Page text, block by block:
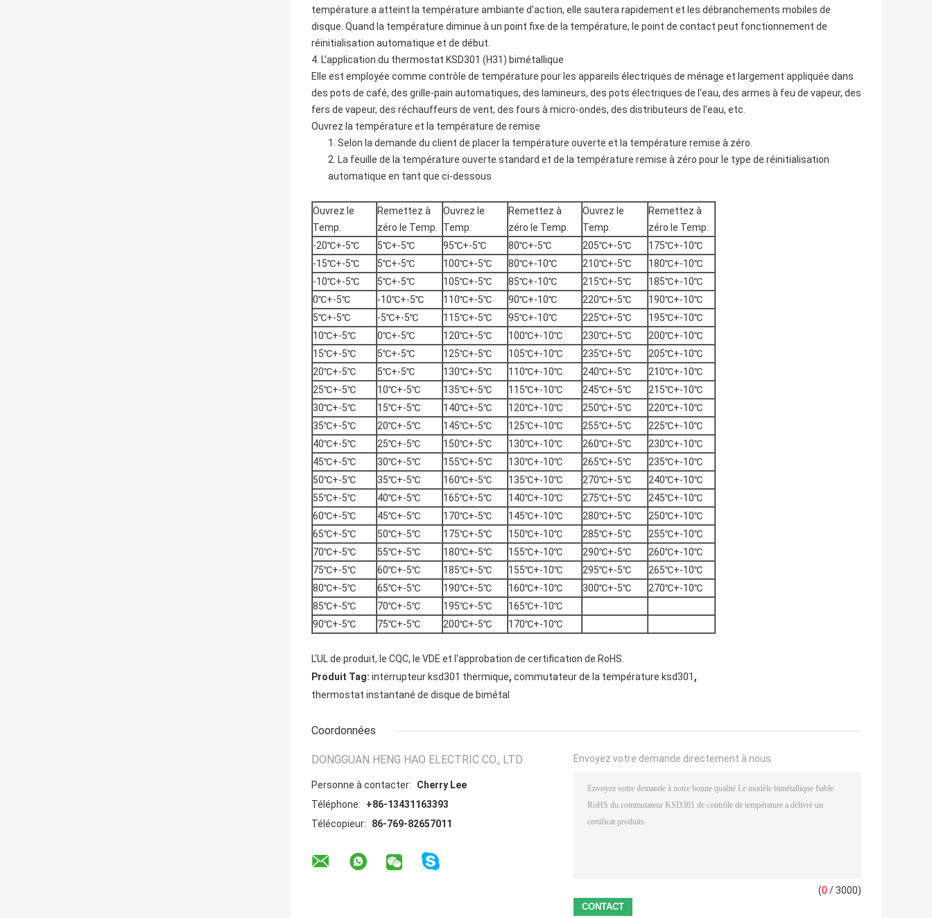
température a atteint la température ambiante d'action, elle sautera rapidement et les débranchements mobiles de
disque. Quand la température diminue à un point fixe de la température, le point de contact peut fonctionnement de
réinitialisation automatique et de début.
4. L'application du thermostat KSD301 (H31) bimétallique
Elle est employée comme contrôle de température pour les appareils électriques de ménage et largement appliquée dans
des pots de café, des grille-pain automatiques, des lamineurs, des pots électriques de l'eau, des armes à feu de vapeur, des
fers de vapeur, des réchauffeurs de vent, des fours à micro-ondes, des distributeurs de l'eau, etc.
Ouvrez la température et la température de remise
1. Selon la demande du client de placer la température ouverte et la température remise à zéro.
2. La feuille de la température ouverte standard et de la température remise à zéro pour le type de réinitialisation
automatique en tant que ci-dessous
Ouvrez le
Temp.
Remettez à
zéro le Temp.
Ouvrez le
Temp.
Remettez à
zéro le Temp.
Ouvrez le
Temp.
Remettez à
zéro le Temp.
-20℃+-5℃
5℃+-5℃ 95℃+-5℃ 80℃+-5℃ 205℃+-5℃
175℃+-10℃
-15℃+-5℃
5℃+-5℃ 100℃+-5℃ 80℃+-10℃ 210℃+-5℃
180℃+-10℃
-10℃+-5℃
5℃+-5℃ 105℃+-5℃ 85℃+-10℃ 215℃+-5℃
185℃+-10℃
0℃+-5℃
-10℃+-5℃ 110℃+-5℃ 90℃+-10℃ 220℃+-5℃
190℃+-10℃
5℃+-5℃
-5℃+-5℃ 115℃+-5℃ 95℃+-10℃ 225℃+-5℃
195℃+-10℃
10℃+-5℃
0℃+-5℃ 120℃+-5℃ 100℃+-10℃ 230℃+-5℃
200℃+-10℃
15℃+-5℃
5℃+-5℃ 125℃+-5℃ 105℃+-10℃ 235℃+-5℃
205℃+-10℃
20℃+-5℃
5℃+-5℃ 130℃+-5℃ 110℃+-10℃ 240℃+-5℃
210℃+-10℃
25℃+-5℃
10℃+-5℃ 135℃+-5℃ 115℃+-10℃ 245℃+-5℃
215℃+-10℃
30℃+-5℃
15℃+-5℃ 140℃+-5℃ 120℃+-10℃ 250℃+-5℃
220℃+-10℃
35℃+-5℃
20℃+-5℃ 145℃+-5℃ 125℃+-10℃ 255℃+-5℃
225℃+-10℃
40℃+-5℃
25℃+-5℃ 150℃+-5℃ 130℃+-10℃ 260℃+-5℃
230℃+-10℃
45℃+-5℃
30℃+-5℃ 155℃+-5℃ 130℃+-10℃ 265℃+-5℃
235℃+-10℃
50℃+-5℃
35℃+-5℃ 160℃+-5℃ 135℃+-10℃ 270℃+-5℃
240℃+-10℃
55℃+-5℃
40℃+-5℃ 165℃+-5℃ 140℃+-10℃ 275℃+-5℃
245℃+-10℃
60℃+-5℃
45℃+-5℃ 170℃+-5℃ 145℃+-10℃ 280℃+-5℃
250℃+-10℃
65℃+-5℃
50℃+-5℃ 175℃+-5℃ 150℃+-10℃ 285℃+-5℃
255℃+-10℃
70℃+-5℃
55℃+-5℃ 180℃+-5℃ 155℃+-10℃ 290℃+-5℃
260℃+-10℃
75℃+-5℃
60℃+-5℃ 185℃+-5℃ 155℃+-10℃ 295℃+-5℃
265℃+-10℃
80℃+-5℃
65℃+-5℃ 190℃+-5℃ 160℃+-10℃ 300℃+-5℃
270℃+-10℃
85℃+-5℃
70℃+-5℃ 195℃+-5℃
165℃+-10℃
90℃+-5℃
75℃+-5℃ 200℃+-5℃ 170℃+-10℃
L'UL de produit, le CQC, le VDE et l'approbation de certification de RoHS.
Produit Tag: interrupteur ksd301 thermique, commutateur de la température ksd301 ,
thermostat instantané de disque de bimétal
Coordonnées
DONGGUAN HENG HAO ELECTRIC CO., LTD
Personne à contacter:
Cherry Lee
Téléphone:
+86-13431163393
Télécopieur:
86-769-82657011
Envoyez votre demande directement à nous
(0 / 3000)